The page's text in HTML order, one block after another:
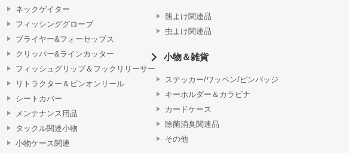
ネックゲイター
フィッシンググローブ
プライヤー&フォーセップス
クリッパー&ラインカッター
フィッシュグリップ＆フックリリーサー
リトラクター＆ピンオンリール
シートカバー
メンテナンス用品
タックル関連小物
小物ケース関連
熊よけ関連品
虫よけ関連品
小物＆雑貨
ステッカー/ワッペン/ピンバッジ
キーホルダー＆カラビナ
カードケース
除菌消臭関連品
その他